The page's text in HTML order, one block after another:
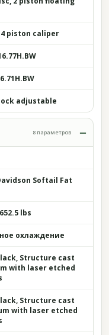
4 piston caliper
adjustable
8 параметров
Softail Fat
lbs
охлаждение
Structure cast
with laser etched
Structure cast
with laser etched